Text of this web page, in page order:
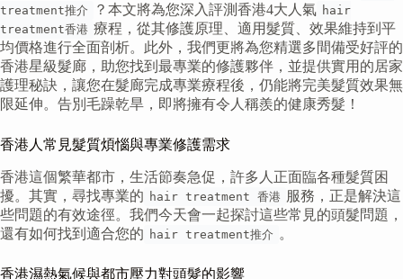
treatment推介
？本文將為您深入評測香港4大人氣 hair
treatment香港 療程，從其修護原理、適用髮質、效果維持到平
均價格進行全面剖析。此外，我們更將為您精選多間備受好評的
香港星級髮廊，助您找到最專業的修護夥伴，並提供實用的居家
護理秘訣，讓您在髮廊完成專業療程後，仍能將完美髮質效果無
限延伸。告別毛躁乾旱，即將擁有令人稱羨的健康秀髮！
香港人常見髮質煩惱與專業修護需求
香港這個繁華都市，生活節奏急促，許多人正面臨各種髮質困
擾。其實，尋找專業的 hair treatment 香港 服務，正是解決這
些問題的有效途徑。我們今天會一起探討這些常見的頭髮問題，
還有如何找到適合您的 hair treatment推介 。
香港濕熱氣候與都市壓力對頭髮的影響